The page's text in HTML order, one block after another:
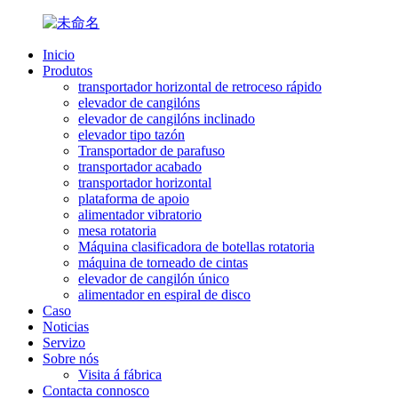
Inicio
Produtos
transportador horizontal de retroceso rápido
elevador de cangilóns
elevador de cangilóns inclinado
elevador tipo tazón
Transportador de parafuso
transportador acabado
transportador horizontal
plataforma de apoio
alimentador vibratorio
mesa rotatoria
Máquina clasificadora de botellas rotatoria
máquina de torneado de cintas
elevador de cangilón único
alimentador en espiral de disco
Caso
Noticias
Servizo
Sobre nós
Visita á fábrica
Contacta connosco